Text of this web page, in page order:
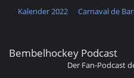
Kalender 2022
Carnaval de
Bembelhockey Podcast
Der Fan-Podcast